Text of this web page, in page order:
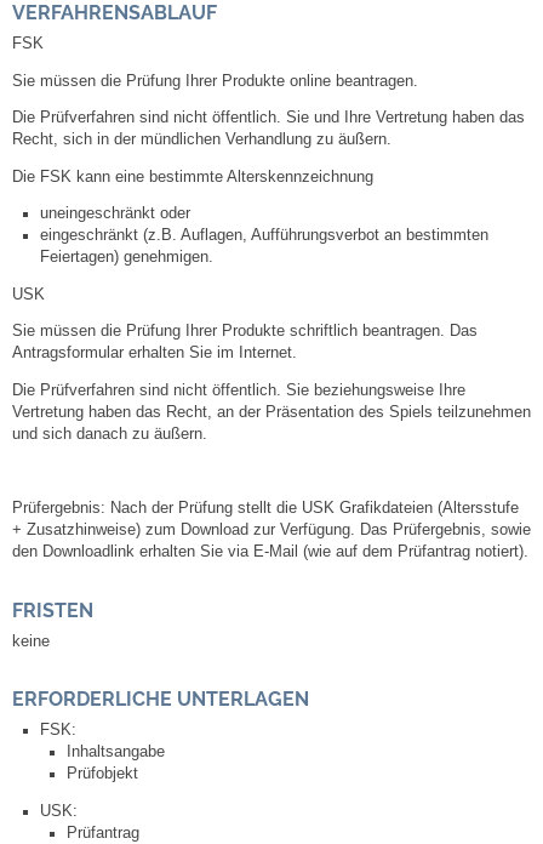
Leben
Bauen & Wohnen
NETZMonitor
Bezirksschornsteinfeger
Laufende beschränkte Ausschreibungen
Bebauungspläne
Förderprogramm Balkonkraftwerk
Betreuung & Bildung
Schulen
Kindergärten
VERFAHRENSABLAUF
FSK
Sie müssen die Prüfung Ihrer Produkte online beantragen.
Die Prüfverfahren sind nicht öffentlich. Sie und Ihre Vertretung haben das
Recht, sich in der mündlichen Verhandlung zu äußern.
Die FSK kann eine bestimmte Alterskennzeichnung
uneingeschränkt oder
eingeschränkt (z.B. Auflagen, Aufführungsverbot an bestimmten
Feiertagen) genehmigen.
USK
Sie müssen die Prüfung Ihrer Produkte schriftlich beantragen. Das
Antragsformular erhalten Sie im Internet.
Die Prüfverfahren sind nicht öffentlich. Sie beziehungsweise Ihre
Vertretung haben das Recht, an der Präsentation des Spiels teilzunehmen
und sich danach zu äußern.
Prüfergebnis: Nach der Prüfung stellt die USK Grafikdateien (Altersstufe
+ Zusatzhinweise) zum Download zur Verfügung. Das Prüfergebnis, sowie
den Downloadlink erhalten Sie via E-Mail (wie auf dem Prüfantrag notiert).
FRISTEN
keine
ERFORDERLICHE UNTERLAGEN
FSK:
Inhaltsangabe
Prüfobjekt
USK:
Prüfantrag